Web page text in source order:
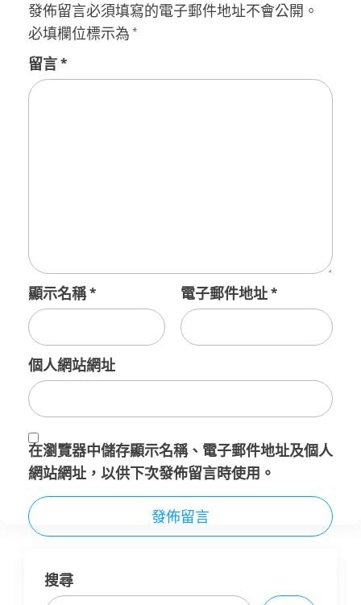
發佈留言必須填寫的電子郵件地址不會公開。
必填欄位標示為 *
留言*
顯示名稱* 電子郵件地址*
個人網站網址
在瀏覽器中儲存顯示名稱、電子郵件地址及個人
網站網址，以供下次發佈留言時使用。
搜尋